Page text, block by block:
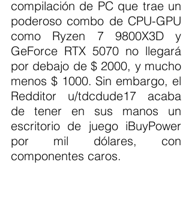
compilación de PC que trae un
poderoso combo de CPU-GPU
como Ryzen 7 9800X3D y
GeForce RTX 5070 no llegará
por debajo de $ 2000, y mucho
menos $ 1000. Sin embargo, el
Redditor u/tdcdude17 acaba
de tener en sus manos un
escritorio de juego iBuyPower
por mil dólares, con
componentes caros.